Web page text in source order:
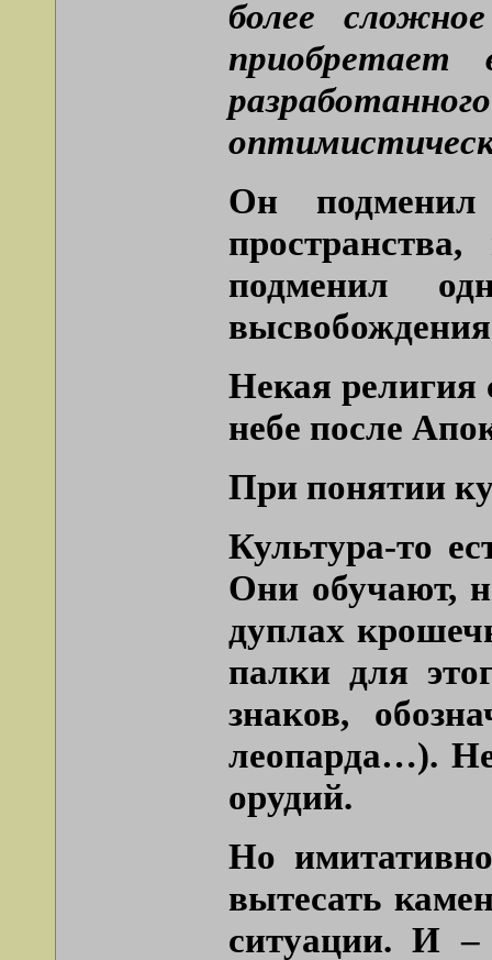
более
приобретает
Он подменил
подменил
Некая религия
небе после
При понятии
Культура-то
Они обучают,
дуплах
палки для
знаков,
леопарда…).
орудий.
Но
вытесать
ситуации. И –